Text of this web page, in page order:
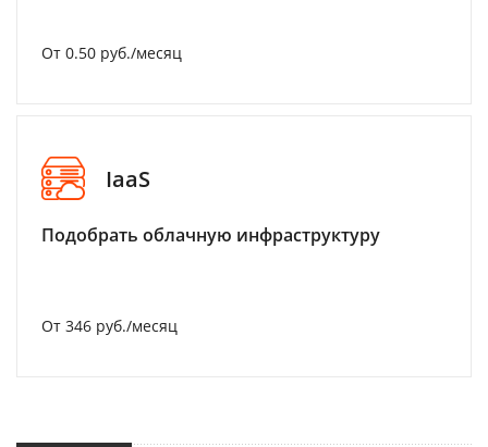
От 0.50 руб./месяц
IaaS
Подобрать облачную инфраструктуру
От 346 руб./месяц